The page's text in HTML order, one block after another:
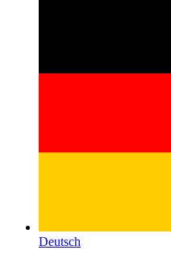
Deutsch